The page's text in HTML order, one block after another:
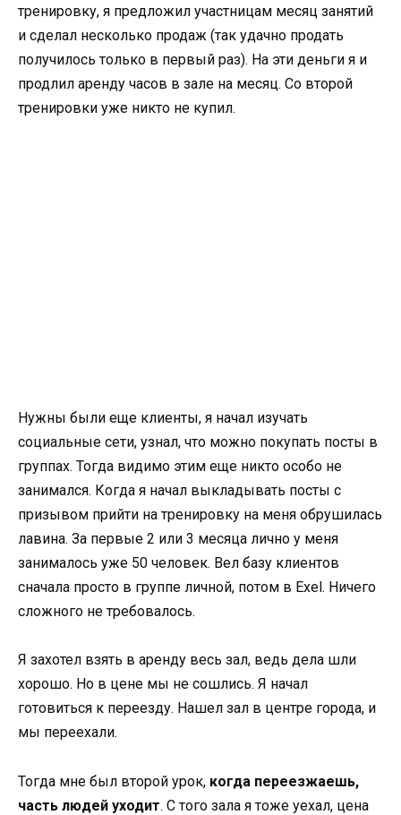
тренировку, я предложил участницам месяц занятий
и сделал несколько продаж (так удачно продать
получилось только в первый раз). На эти деньги я и
продлил аренду часов в зале на месяц. Со второй
тренировки уже никто не купил.
Нужны были еще клиенты, я начал изучать
социальные сети, узнал, что можно покупать посты в
группах. Тогда видимо этим еще никто особо не
занимался. Когда я начал выкладывать посты с
призывом прийти на тренировку на меня обрушилась
лавина. За первые 2 или 3 месяца лично у меня
занималось уже 50 человек. Вел базу клиентов
сначала просто в группе личной, потом в Exel. Ничего
сложного не требовалось.
Я захотел взять в аренду весь зал, ведь дела шли
хорошо. Но в цене мы не сошлись. Я начал
готовиться к переезду. Нашел зал в центре города, и
мы переехали.
Тогда мне был второй урок, когда переезжаешь,
часть людей уходит. С того зала я тоже уехал, цена